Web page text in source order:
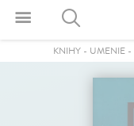
KNIHY- UMENIE-